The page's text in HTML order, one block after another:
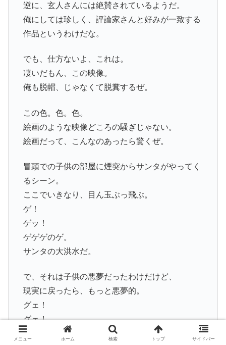
逆に、玄人さんには絶賛されているようだ。
俺にしては珍しく、評論家さんと好みが一致する
作品というわけだな。
でも、仕方ないよ、これは。
凄いだもん、この映像。
俺も脱帽、じゃなくて脱糞するぜ。
この色。色。色。
絵画のような映像どころの騒ぎじゃない。
絵画だって、こんなのあったら驚くぜ。
冒頭での子供の部屋に煙突からサンタがやってく
るシーン。
ここでいきなり、目ん玉ぶっ飛ぶ。
ゲ！
ゲッ！
ゲゲゲのゲ。
サンタの大洪水だ。
で、それは子供の悪夢だったわけだけど、
現実に戻ったら、もっと悪夢的。
グェ！
グェ！
グェグェグェのグェ。
メニュー ホーム 検索 トップ サイドバー